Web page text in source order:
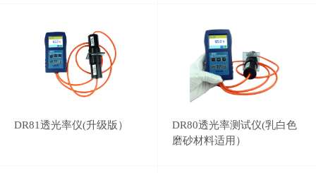
DR81透光率仪(升级版）
DR80透光率测试仪(乳白色
磨砂材料适用）